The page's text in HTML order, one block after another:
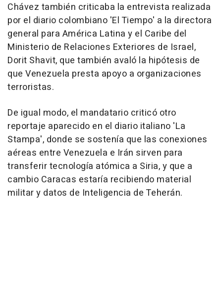
Chávez también criticaba la entrevista realizada
por el diario colombiano 'El Tiempo' a la directora
general para América Latina y el Caribe del
Ministerio de Relaciones Exteriores de Israel,
Dorit Shavit, que también avaló la hipótesis de
que Venezuela presta apoyo a organizaciones
terroristas.
De igual modo, el mandatario criticó otro
reportaje aparecido en el diario italiano 'La
Stampa', donde se sostenía que las conexiones
aéreas entre Venezuela e Irán sirven para
transferir tecnología atómica a Siria, y que a
cambio Caracas estaría recibiendo material
militar y datos de Inteligencia de Teherán.